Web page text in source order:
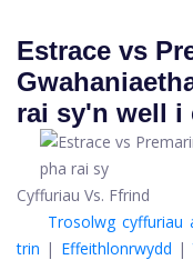
Estrace vs
rai sy'n well i
Cyffuriau Vs. Ffrind
Trosolwg cyffuriau
trin | Effeithlonrwydd |